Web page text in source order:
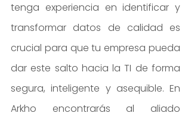
tenga experiencia en identificar y
transformar datos de calidad es
crucial para que tu empresa pueda
dar este salto hacia la TI de forma
segura, inteligente y asequible. En
Arkho encontrarás al aliado